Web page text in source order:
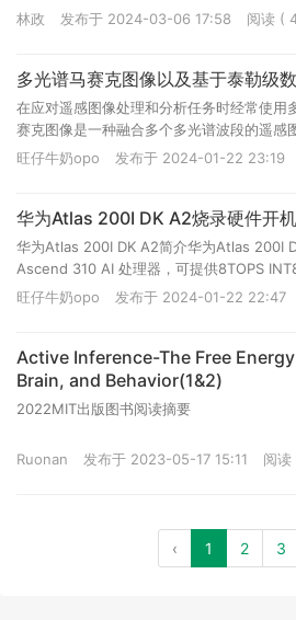
windows共存的双系统 需要准备的东西主
林政 发布于 2024-03-06 17:58 阅读 (
多光谱马赛克图像以及基于泰勒级
在应对遥感图像处理和分析任务时经常使用
赛克图像是一种融合多个多光谱波段的遥感
的地表信息，对于环境监测、农业、城市规
旺仔牛奶opo 发布于 2024-01-22 23:19
华为Atlas 200I DK A2烧录硬件开机
华为Atlas 200I DK A2简介华为Atlas 200I
Ascend 310 AI 处理器，可提供8TOPS
像、视频等多种数据分析与推理计算，具有
旺仔牛奶opo 发布于 2024-01-22 22:47
Active Inference-The Free
Brain, and Behavior(1&2)
2022MIT出版图书阅读摘要
Ruonan 发布于 2023-05-17 15:11 阅
‹ 1 2 3